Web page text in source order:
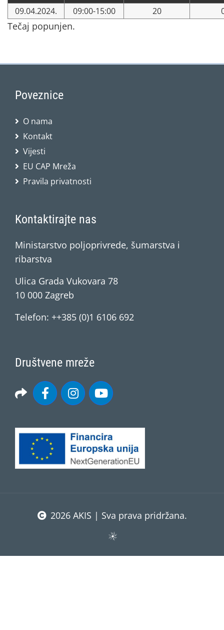
09.04.2024. 09:00-15:00 20
Tečaj popunjen.
Poveznice
O nama
Kontakt
Vijesti
EU CAP Mreža
Pravila privatnosti
Kontaktirajte nas
Ministarstvo poljoprivrede, šumarstva i
ribarstva
Ulica Grada Vukovara 78
10 000 Zagreb
Telefon: ++385 (0)1 6106 692
Društvene mreže
2026 AKIS | Sva prava pridržana.